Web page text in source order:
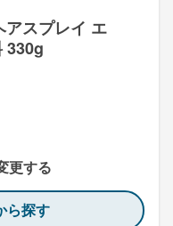
アスプレイ エ
330g
更する
ら探す